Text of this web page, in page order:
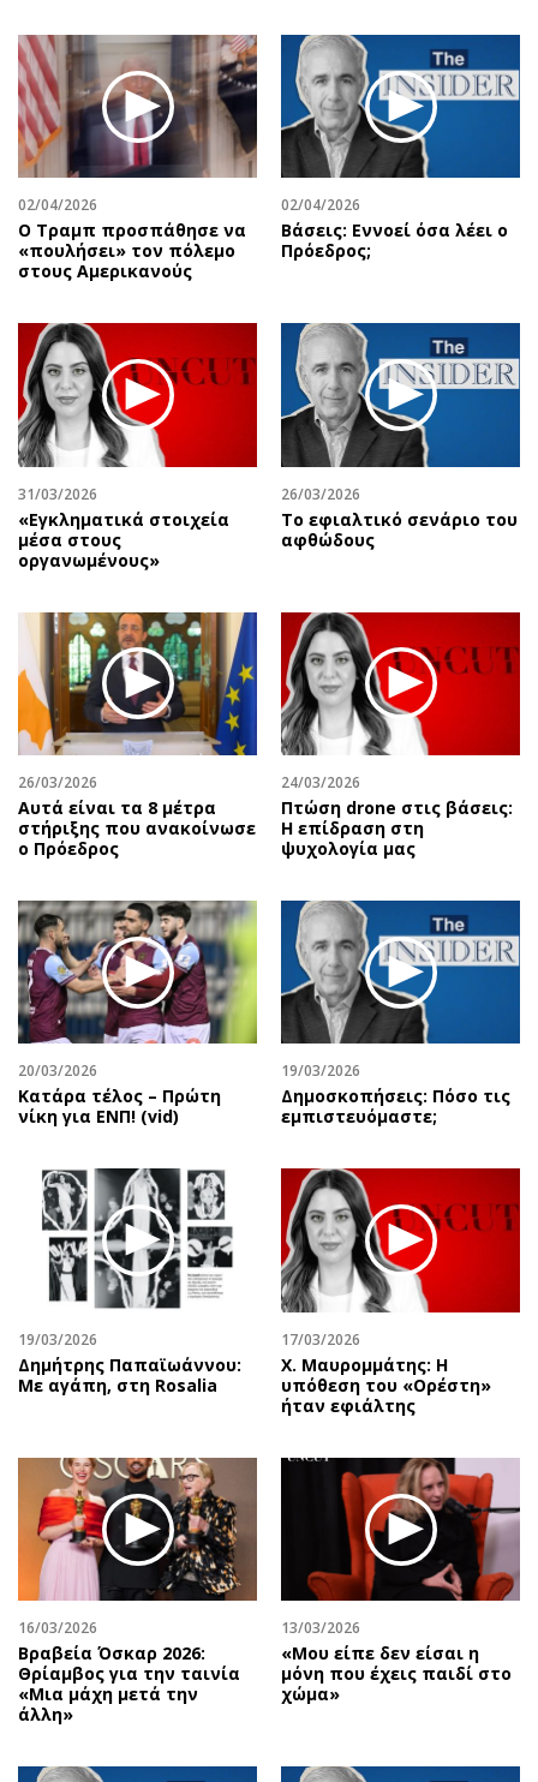
02/04/2026
Ο Τραμπ προσπάθησε να
«πουλήσει» τον πόλεμο
στους Αμερικανούς
02/04/2026
Βάσεις: Εννοεί όσα λέει ο
Πρόεδρος;
31/03/2026
«Εγκληματικά στοιχεία
μέσα στους
οργανωμένους»
26/03/2026
Το εφιαλτικό σενάριο του
αφθώδους
26/03/2026
Αυτά είναι τα 8 μέτρα
στήριξης που ανακοίνωσε
ο Πρόεδρος
24/03/2026
Πτώση drone στις βάσεις:
Η επίδραση στη
ψυχολογία μας
20/03/2026
Κατάρα τέλος – Πρώτη
νίκη για ΕΝΠ! (vid)
19/03/2026
Δημοσκοπήσεις: Πόσο τις
εμπιστευόμαστε;
19/03/2026
Δημήτρης Παπαϊωάννου:
Με αγάπη, στη Rosalia
17/03/2026
Χ. Μαυρομμάτης: Η
υπόθεση του «Ορέστη»
ήταν εφιάλτης
16/03/2026
Βραβεία Όσκαρ 2026:
Θρίαμβος για την ταινία
«Μια μάχη μετά την
άλλη»
13/03/2026
«Μου είπε δεν είσαι η
μόνη που έχεις παιδί στο
χώμα»